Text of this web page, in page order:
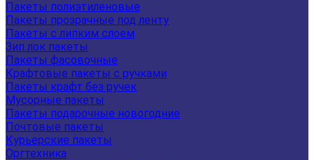
Пакеты полиэтиленовые
Пакеты прозрачные под ленту
Пакеты с липким слоем
Зип лок пакеты
Пакеты фасовочные
Крафтовые пакеты с ручками
Пакеты крафт без ручек
Мусорные пакеты
Пакеты подарочные новогодние
Почтовые пакеты
Курьерские пакеты
Оргтехника